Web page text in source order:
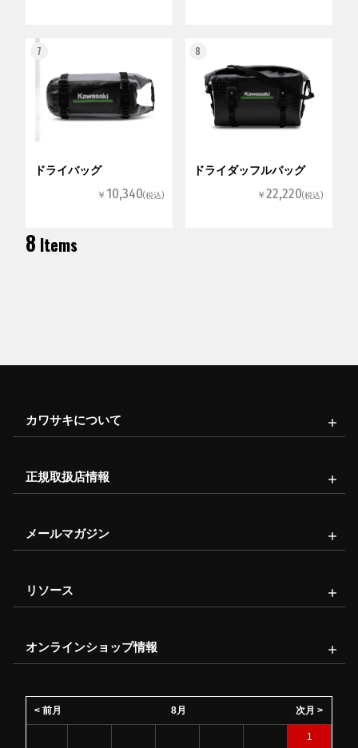
7
ドライバッグ
￥ 10,340(税込)
8
ドライダッフルバッグ
￥ 22,220(税込)
8 Items
カワサキについて
正規取扱店情報
メールマガジン
リソース
オンラインショップ情報
8月
< 前月 次月 >
1